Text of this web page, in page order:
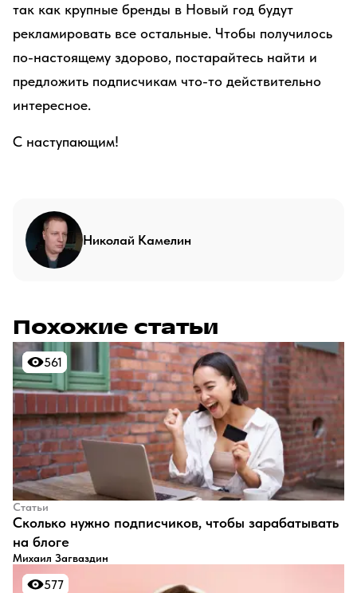
так как крупные бренды в Новый год будут
рекламировать все остальные. Чтобы получилось
по-настоящему здорово, постарайтесь найти и
предложить подписчикам что-то действительно
интересное.
С наступающим!
Николай Камелин
Похожие статьи
561
561
Статьи
​Сколько нужно подписчиков, чтобы зарабатывать
на блоге
Михаил Загваздин
577
577